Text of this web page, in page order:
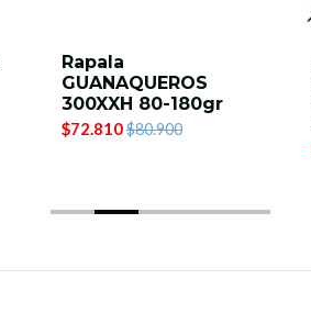
Rapala
GUANAQUEROS
300XXH 80-180gr
$72.810$80.900